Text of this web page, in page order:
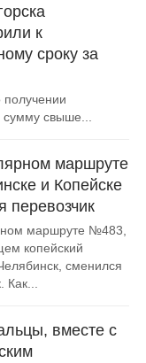
к
сроку за
получении
сумму свыше...
маршруте
и Копейске
перевозчик
маршруте №483,
копейский
сменился
Как...
вместе с